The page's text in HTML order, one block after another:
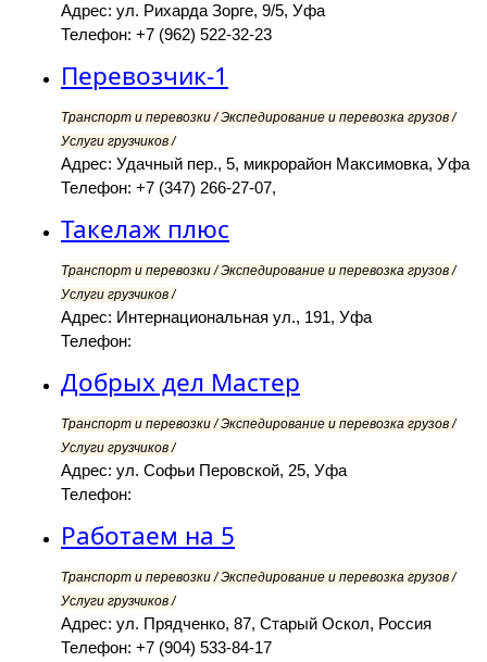
Адрес: ул. Рихарда Зорге, 9/5, Уфа
Телефон: +7 (962) 522-32-23
Перевозчик-1
Транспорт и перевозки / Экспедирование и перевозка грузов /
Услуги грузчиков /
Адрес: Удачный пер., 5, микрорайон Максимовка, Уфа
Телефон: +7 (347) 266-27-07,
Такелаж плюс
Транспорт и перевозки / Экспедирование и перевозка грузов /
Услуги грузчиков /
Адрес: Интернациональная ул., 191, Уфа
Телефон:
Добрых дел Мастер
Транспорт и перевозки / Экспедирование и перевозка грузов /
Услуги грузчиков /
Адрес: ул. Софьи Перовской, 25, Уфа
Телефон:
Работаем на 5
Транспорт и перевозки / Экспедирование и перевозка грузов /
Услуги грузчиков /
Адрес: ул. Прядченко, 87, Старый Оскол, Россия
Телефон: +7 (904) 533-84-17